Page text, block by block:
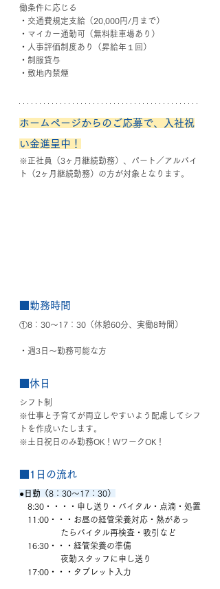
働条件に応じる
・交通費規定支給（20,000円/月まで）
・マイカー通勤可（無料駐車場あり）
・人事評価制度あり（昇給年１回）
・制服貸与
・敷地内禁煙
ホームページからのご応募で、入社祝
い金進呈中！
※正社員（3ヶ月継続勤務）、パート／アルバイ
ト（2ヶ月継続勤務）の方が対象となります。
■勤務時間
①8：30〜17：30（休憩60分、実働8時間）
・週3日～勤務可能な方
■休日
シフト制
※仕事と子育てが両立しやすいよう配慮してシフ
トを作成いたします。
※土日祝日のみ勤務OK！WワークOK！
■1日の流れ
●日勤（8：30～17：30）
8:30・・・・申し送り・バイタル・点滴・処置
11:00・・・お昼の経管栄養対応・熱があっ
たらバイタル再検査・吸引など
16:30・・・経管栄養の準備
夜勤スタッフに申し送り
17:00・・・タブレット入力